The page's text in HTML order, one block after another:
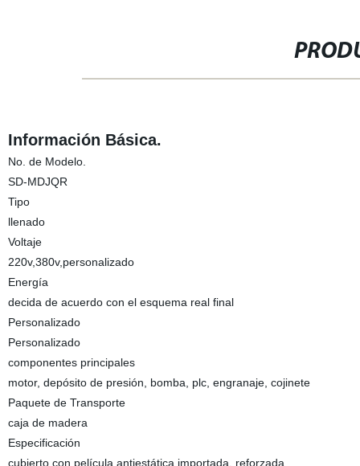
Información Básica.
No. de Modelo.
SD-MDJQR
Tipo
llenado
Voltaje
220v,380v,personalizado
Energía
decida de acuerdo con el esquema real final
Personalizado
Personalizado
componentes principales
motor, depósito de presión, bomba, plc, engranaje, cojinete
Paquete de Transporte
caja de madera
Especificación
cubierto con película antiestática importada, reforzada